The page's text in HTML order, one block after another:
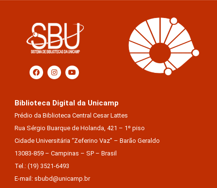
Biblioteca Digital da Unicamp
Prédio da Biblioteca Central Cesar Lattes
Rua Sérgio Buarque de Holanda, 421 – 1º piso
Cidade Universitária “Zeferino Vaz” – Barão Geraldo
13083-859 – Campinas – SP – Brasil
Tel.: (19) 3521-6493
E-mail: sbubd@unicamp.br